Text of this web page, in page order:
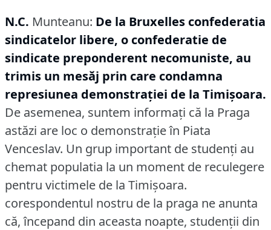
N.C. Munteanu: De la Bruxelles confederatia
sindicatelor libere, o confederatie de
sindicate preponderent necomuniste, au
trimis un mesăj prin care condamna
represiunea demonstraţiei de la Timişoara.
De asemenea, suntem informaţi că la Praga
astăzi are loc o demonstraţie în Piata
Venceslav. Un grup important de studenţi au
chemat populatia la un moment de reculegere
pentru victimele de la Timişoara.
corespondentul nostru de la praga ne anunta
că, începand din aceasta noapte, studenţii din